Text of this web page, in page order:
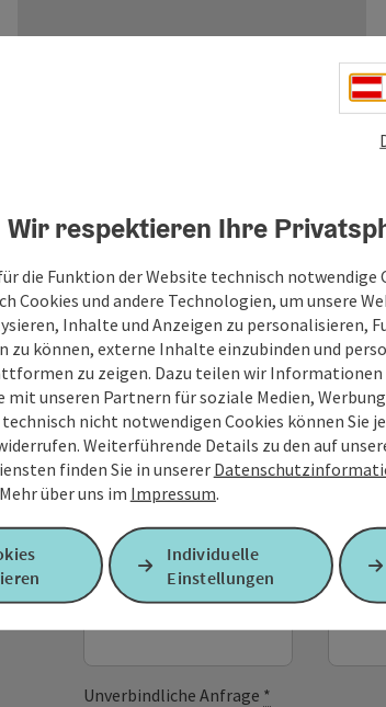
Ihre Nachricht
Felder mit sind Pflichtfelder
Vorname
Unverbindliche Anfrage *
Wir respektieren Ihre
die Funktion der Website technisch notwendige
Cookies und andere Technologien, um unsere
Inhalte und Anzeigen zu personalisieren,
zu können, externe Inhalte einzubinden und
zu zeigen. Dazu teilen wir Informationen
mit unseren Partnern für soziale Medien,
nicht notwendigen Cookies können Sie
Weiterführende Details zu den auf
finden Sie in unserer
Mehr über uns im Impressum.
Individuelle
Einstellungen